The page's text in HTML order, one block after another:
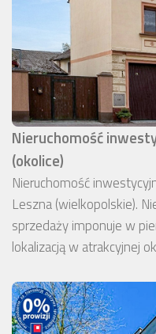
Nieruchomość
(okolice)
Nieruchomość
Leszna (wielkopolskie).
sprzedaży imponuje w
lokalizacją w atrakcyjnej